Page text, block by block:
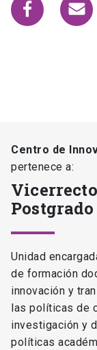
Centro de
pertenece a:
Postgrado
Unidad
de formación
innovación y
las políticas de
investigación y
políticas